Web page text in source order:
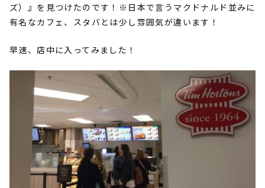
ズ）』を見つけたのです！※日本で言うマクドナルド並みに
有名なカフェ、スタバとは少し雰囲気が違います！
早速、店中に入ってみました！